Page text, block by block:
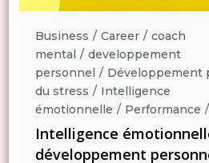
Business Career
coach
mental
developpement
personnel
Développement
du stress
Intelligence
émotionnelle
Performance
Intelligence
développement